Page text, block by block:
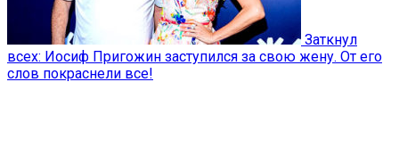
Заткнул
всех: Иосиф Пригожин заступился за свою жену. От его
слов покраснели все!